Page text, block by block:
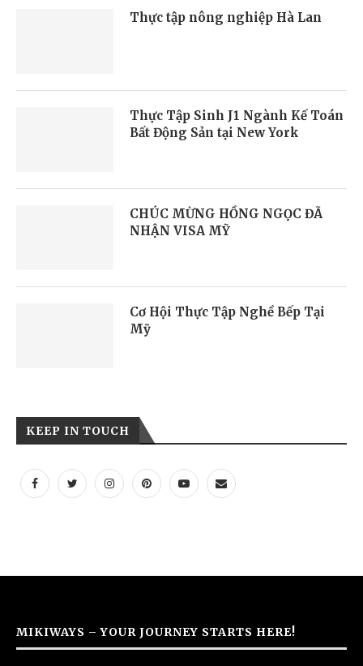
Thực tập nông nghiệp Hà Lan
Thực Tập Sinh J1 Ngành Kế Toán
Bất Động Sản tại New York
CHÚC MỪNG HỒNG NGỌC ĐÃ
NHẬN VISA MỸ
Cơ Hội Thực Tập Nghề Bếp Tại
Mỹ
KEEP IN TOUCH
MIKIWAYS – YOUR JOURNEY STARTS HERE!